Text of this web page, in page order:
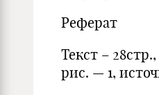
Реферат
Текст –
рис. — 1,